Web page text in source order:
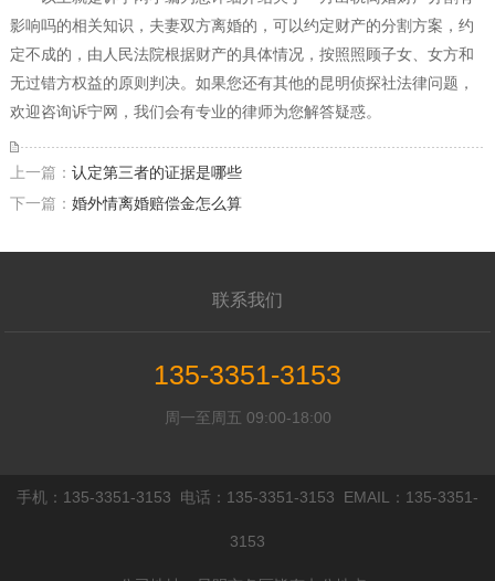
影响吗的相关知识，夫妻双方离婚的，可以约定财产的分割方案，约
定不成的，由人民法院根据财产的具体情况，按照照顾子女、女方和
无过错方权益的原则判决。如果您还有其他的昆明侦探社法律问题，
欢迎咨询诉宁网，我们会有专业的律师为您解答疑惑。
上一篇： 认定第三者的证据是哪些
下一篇： 婚外情离婚赔偿金怎么算
联系我们
135-3351-3153
周一至周五 09:00-18:00
手机：135-3351-3153 电话：135-3351-3153 EMAIL：135-3351-
3153